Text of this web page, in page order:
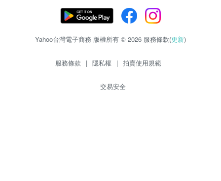
Yahoo台灣電子商務 版權所有 © 2026 服務條款(更新)
服務條款 | 隱私權 | 拍賣使用規範
交易安全